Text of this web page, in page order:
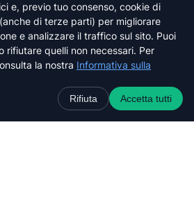
e, previo tuo consenso, cookie di
di terze parti) per migliorare
e analizzare il traffico sul sito. Puoi
rifiutare quelli non necessari. Per
la nostra Informativa sulla
Rifiuta Accetta tutti